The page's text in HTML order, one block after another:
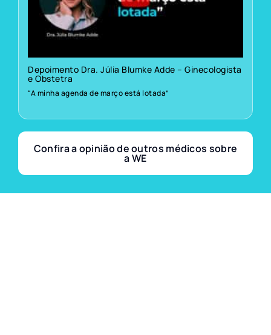
Depoimento Dra. Júlia Blumke Adde – Ginecologista
e Obstetra
“A minha agenda de março está lotada”
Confira a opinião de outros médicos sobre
a WE